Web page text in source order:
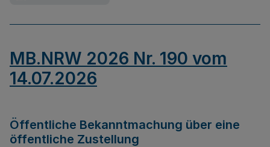
MB.NRW 2026 Nr. 190 vom
14.07.2026
Öffentliche Bekanntmachung über eine
öffentliche Zustellung